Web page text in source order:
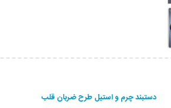
دستبند چرم و استیل طرح ضربان قلب